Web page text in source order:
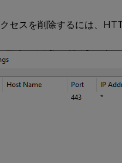
セスを削除するには、